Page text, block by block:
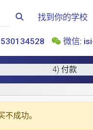
找到你的学校
微信:
4) 付款
成功。